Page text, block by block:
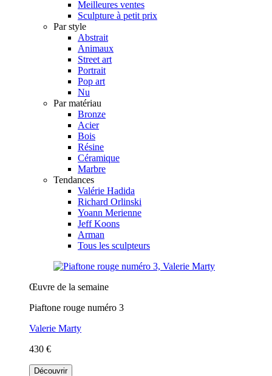
Meilleures ventes
Sculpture à petit prix
Par style
Abstrait
Animaux
Street art
Portrait
Pop art
Nu
Par matériau
Bronze
Acier
Bois
Résine
Céramique
Marbre
Tendances
Valérie Hadida
Richard Orlinski
Yoann Merienne
Jeff Koons
Arman
Tous les sculpteurs
Œuvre de la semaine
Piaftone rouge numéro 3
Valerie Marty
430 €
Découvrir